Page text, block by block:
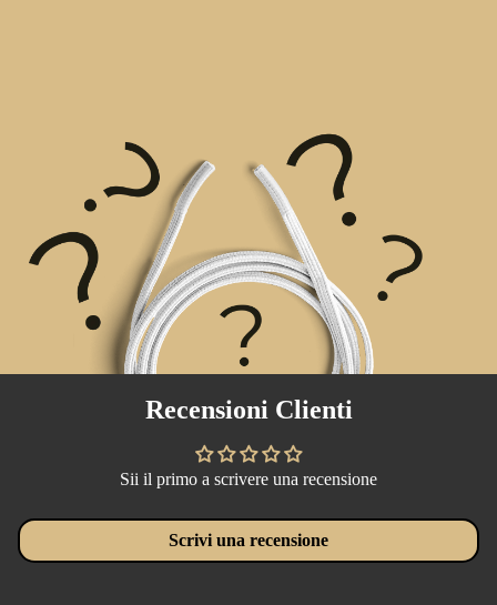
Recensioni Clienti
Sii il primo a scrivere una recensione
Scrivi una recensione